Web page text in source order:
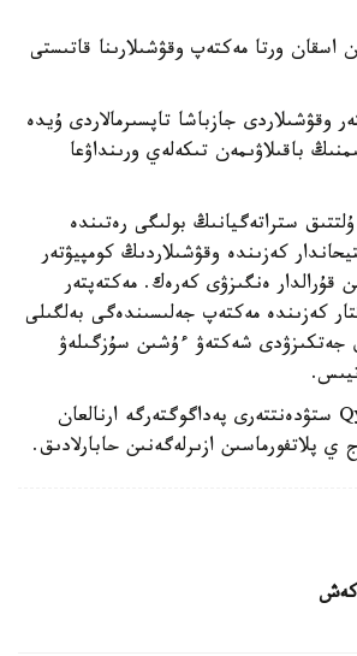
16 جاستان اسقان ورتا مەكتەپ وقۋشىلارىنا قاتىستى
وقۋشىلاردى جازباشا تاپسىرمالاردى ۇيدە
باقىلاۋىمەن تىكەلەي ورىنداۋعا
ستراتەگيانىڭ بولىگى رەتىندە
كەزىندە وقۋشىلاردىڭ كومپيۋتەر
قۇرالدار ەنگىزۋى كەرەك. مەكتەپتەر
كەزىندە مەكتەپ جەلىسىندەگى بەلگىلى
جەتكىزۋدى شەكتەۋ ءۇشىن سۇزگىلەۋ
وسىعان دەيىن QyzPU ستۋدەنتتەرى پەداگوگتەرگە ارنالعان